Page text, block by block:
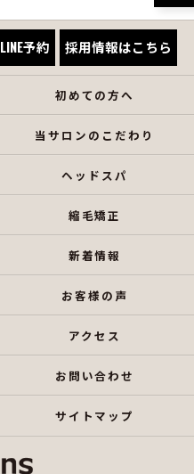
LINE予約 採用情報はこちら
初めての方へ
当サロンのこだわり
ヘッドスパ
縮毛矯正
新着情報
お客様の声
アクセス
お問い合わせ
サイトマップ